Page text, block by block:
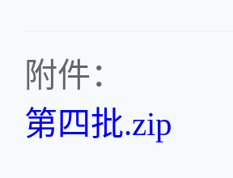
附件：
第四批.zip